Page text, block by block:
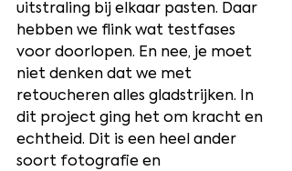
uitstraling bij elkaar pasten. Daar
hebben we flink wat testfases
voor doorlopen. En nee, je moet
niet denken dat we met
retoucheren alles gladstrijken. In
dit project ging het om kracht en
echtheid. Dit is een heel ander
soort fotografie en